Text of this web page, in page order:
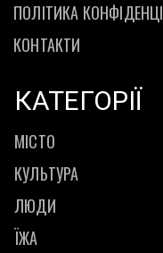
ПОЛІТИКА
КОНТАКТИ
КАТЕГОРІЇ
МІСТО
КУЛЬТУРА
ЛЮДИ
ЇЖА